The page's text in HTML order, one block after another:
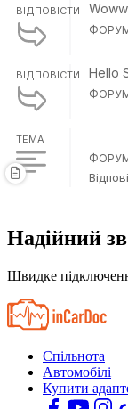
ВІДПОВІСТИ
ВІДПОВІСТИ Hello
ТЕМА
Надійний
Швидке
Спільнота
Автомобілі
Купити